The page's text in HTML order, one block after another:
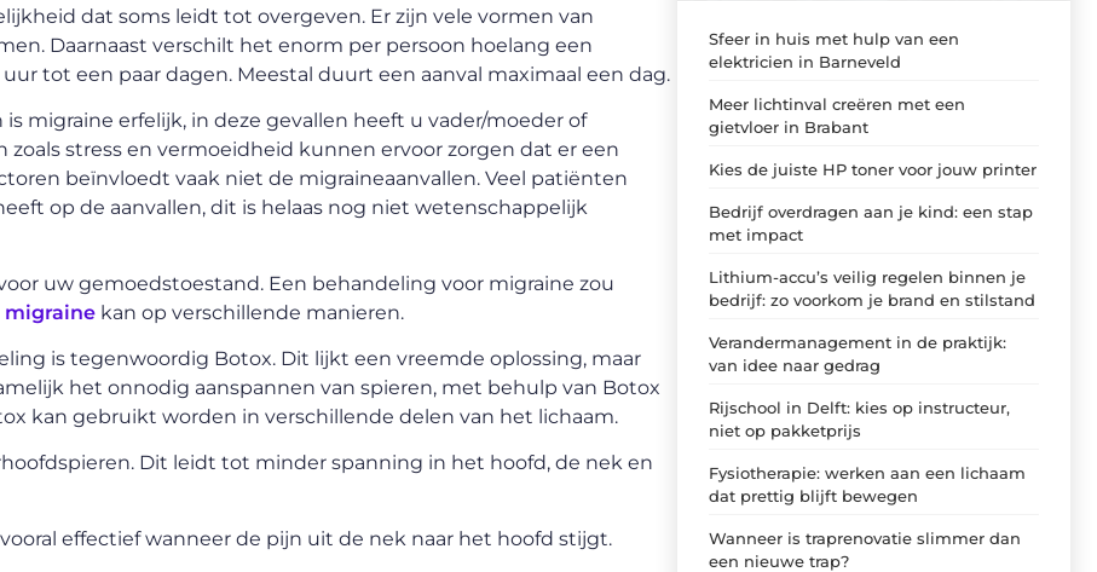
dat soms leidt tot overgeven. Er zijn vele vormen van
Daarnaast verschilt het enorm per persoon hoelang een
tot een paar dagen. Meestal duurt een aanval maximaal een dag.
migraine erfelijk, in deze gevallen heeft u vader/moeder of
stress en vermoeidheid kunnen ervoor zorgen dat er een
beïnvloedt vaak niet de migraineaanvallen. Veel patiënten
op de aanvallen, dit is helaas nog niet wetenschappelijk
uw gemoedstoestand. Een behandeling voor migraine zou
migraine kan op verschillende manieren.
is tegenwoordig Botox. Dit lijkt een vreemde oplossing, maar
het onnodig aanspannen van spieren, met behulp van Botox
kan gebruikt worden in verschillende delen van het lichaam.
Dit leidt tot minder spanning in het hoofd, de nek en
effectief wanneer de pijn uit de nek naar het hoofd stijgt.
Sfeer in huis met hulp van een
elektricien in Barneveld
Meer lichtinval creëren met een
gietvloer in Brabant
Kies de juiste HP toner voor jouw printer
Bedrijf overdragen aan je kind: een stap
met impact
Lithium-accu’s veilig regelen binnen je
bedrijf: zo voorkom je brand en stilstand
Verandermanagement in de praktijk:
van idee naar gedrag
Rijschool in Delft: kies op instructeur,
niet op pakketprijs
Fysiotherapie: werken aan een lichaam
dat prettig blijft bewegen
Wanneer is traprenovatie slimmer dan
een nieuwe trap?